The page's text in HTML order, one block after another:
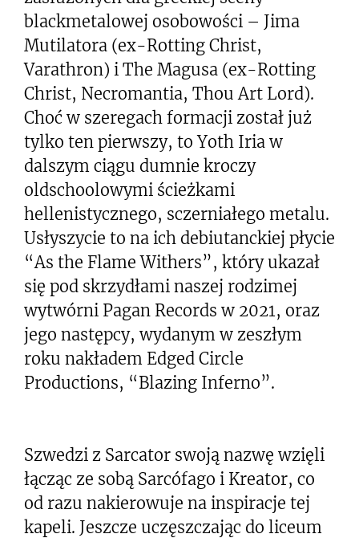
blackmetalowej osobowości – Jima
Mutilatora (ex-Rotting Christ,
Varathron) i The Magusa (ex-Rotting
Christ, Necromantia, Thou Art Lord).
Choć w szeregach formacji został już
tylko ten pierwszy, to Yoth Iria w
dalszym ciągu dumnie kroczy
oldschoolowymi ścieżkami
hellenistycznego, sczerniałego metalu.
Usłyszycie to na ich debiutanckiej płycie
“As the Flame Withers”, który ukazał
się pod skrzydłami naszej rodzimej
wytwórni Pagan Records w 2021, oraz
jego następcy, wydanym w zeszłym
roku nakładem Edged Circle
Productions, “Blazing Inferno”.
Szwedzi z Sarcator swoją nazwę wzięli
łącząc ze sobą Sarcófago i Kreator, co
od razu nakierowuje na inspiracje tej
kapeli. Jeszcze uczęszczając do liceum